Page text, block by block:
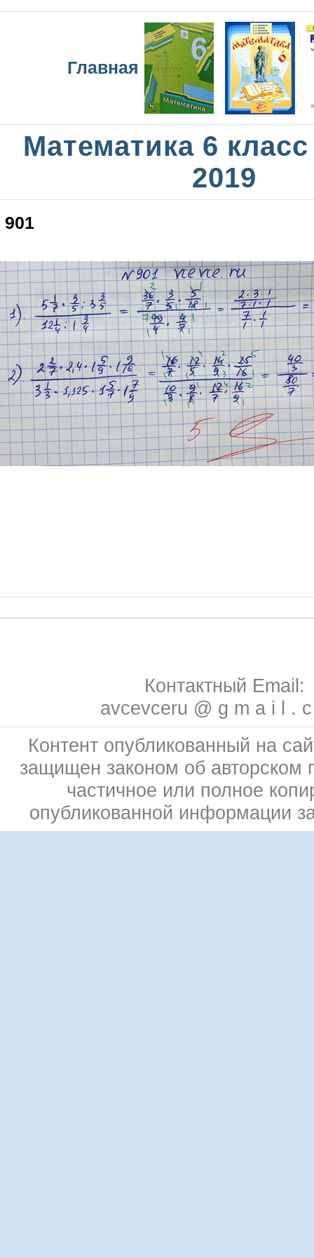
Главная
Математика 6
2019
901
Контактный Email:
avcevceru @ g m a i l .
Контент опубликованный на
защищен законом об авторском
частичное или полное
опубликованной информации